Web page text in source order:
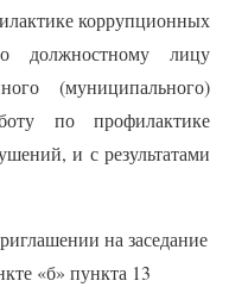
коррупционных
должностному лицу
(муниципального)
по профилактике
и с результатами
на заседание
«б» пункта 13